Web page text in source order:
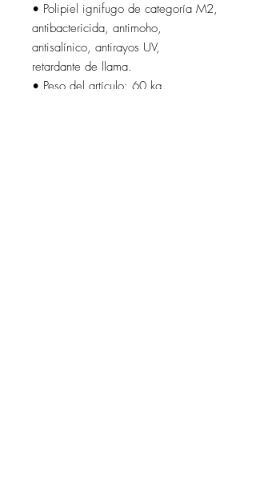
• Polipiel ignifugo de categoría M2,
antibactericida, antimoho,
antisalínico, antirayos UV,
retardante de llama.
• Peso del artículo: 60 kg.